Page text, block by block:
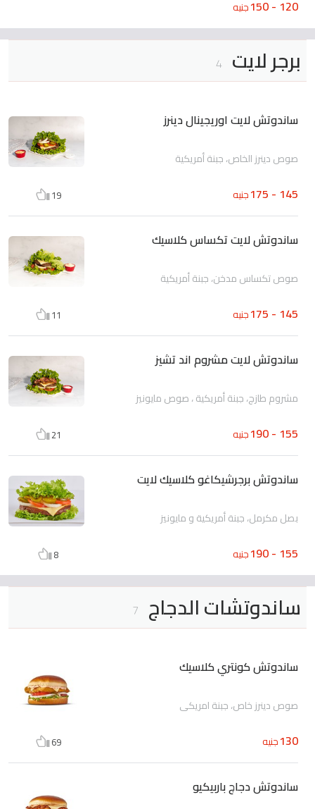
120 - 150
جنيه
برجر لايت 4
ساندوتش لايت اوريجينال دينرز
صوص دينرز الخاص، جبنة أمريكية
145 - 175 جنيه 19
ساندوتش لايت تكساس كلاسيك
صوص تكساس مدخن، جبنة أمريكية
145 - 175 جنيه 11
ساندوتش لايت مشروم اند تشيز
مشروم طازج، جبنة أمريكية ، صوص مايونيز
155 - 190 جنيه 21
ساندوتش برجرشيكاغو كلاسيك لايت
بصل مكرمل، جبنة أمريكية و مايونيز
155 - 190 جنيه 8
ساندوتشات الدجاج 7
ساندوتش كونتري كلاسيك
صوص دينرز خاص، جبنة امريكي
130جنيه 69
ساندوتش دجاج باربيكيو